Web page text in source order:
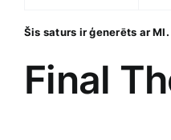
Šis saturs ir ģenerēts ar MI.
Final